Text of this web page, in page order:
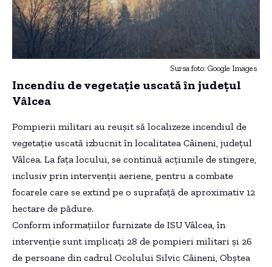
Sursa foto: Google Images
Incendiu de vegetație uscată în județul
Vâlcea
Pompierii militari au reușit să localizeze incendiul de
vegetație uscată izbucnit în localitatea Câineni, județul
Vâlcea. La fața locului, se continuă acțiunile de stingere,
inclusiv prin intervenții aeriene, pentru a combate
focarele care se extind pe o suprafață de aproximativ 12
hectare de pădure.
Conform informațiilor furnizate de ISU Vâlcea, în
intervenție sunt implicați 28 de pompieri militari și 26
de persoane din cadrul Ocolului Silvic Câineni, Obștea